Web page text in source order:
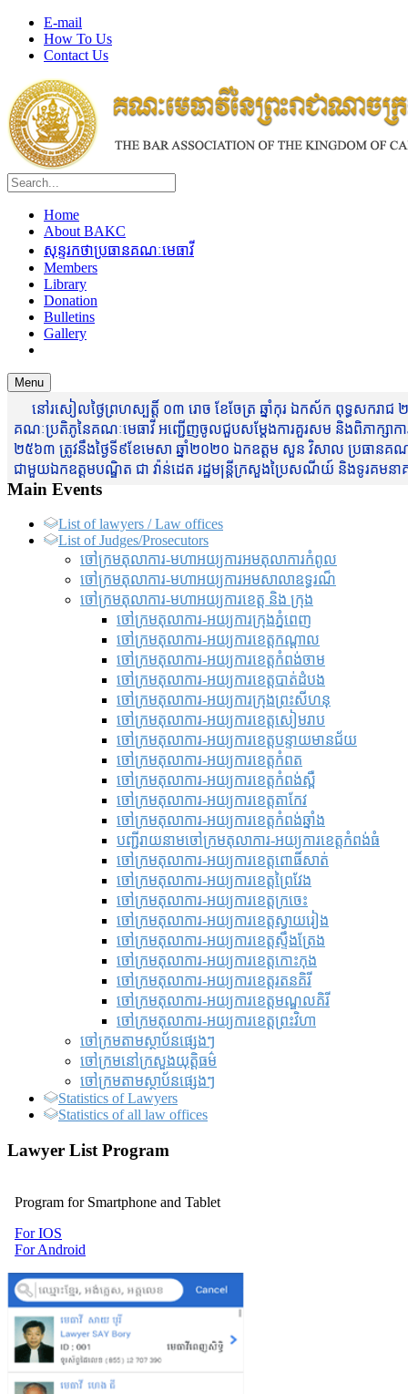
E-mail
How To Us
Contact Us
Home
About BAKC
សុន្ទរកថាប្រធានគណៈមេធាវី
Members
Library
Donation
Bulletins
Gallery
Menu
នៅរសៀលថ្ងៃព្រហស្បត្តិ៍ ០៣ រោច ខែចែត្រ ឆ្នាំកុរ ឯកស័ក ពុទ្ធសករាជ
គណៈប្រតិភូនៃគណៈមេធាវី អញ្ជើញចូលជួបសម្តែងការគួរសម និងពិភាក្សាកា
២៥៦៣ ត្រូវនឹងថ្ងៃទី៩ខែមេសា ឆ្នាំ២០២០ ឯកឧត្តម សួន វិសាល ប្រធានគណ
ជាមួយឯកឧត្តមបណ្ឌិត ជា វ៉ាន់ដេត រដ្ឋមន្រ្តីក្រសួងប្រៃសណីយ៍ និងទូរគ
Main Events
List of lawyers / Law offices
List of Judges/Prosecutors
ចៅក្រមតុលាការ-មហាអយ្យការអមតុលាការកំពូល
ចៅក្រមតុលាការ-មហាអយ្យការអមសាលាឧទ្ធរណ៏
ចៅក្រមតុលាការ-មហាអយ្យការខេត្ត និង ក្រុង
ចៅក្រមតុលាការ-អយ្យការក្រុងភ្នំពេញ
ចៅក្រមតុលាការ-អយ្យការខេត្តកណ្តាល
ចៅក្រមតុលាការ-អយ្យការខេត្តកំពង់ចាម
ចៅក្រមតុលាការ-អយ្យការខេត្តបាត់ដំបង
ចៅក្រមតុលាការ-អយ្យការ​ក្រុងព្រះសីហនុ
ចៅក្រមតុលាការ-អយ្យការខេត្តសៀមរាប
ចៅក្រមតុលាការ-អយ្យការខេត្តបន្ទាយមានជ័យ
ចៅក្រមតុលាការ-អយ្យការខេត្តកំពត
ចៅក្រមតុលាការ-អយ្យការខេត្តកំពង់ស្ពឺ
ចៅក្រមតុលាការ-អយ្យការខេត្តតាកែវ
ចៅក្រមតុលាការ-អយ្យការខេត្តកំពង់ឆ្នាំង
បញ្ជីរាយនាមចៅក្រមតុលាការ-អយ្យការខេត្តកំពង់ធំ
ចៅក្រមតុលាការ-អយ្យការខេត្តពោធិ៍សាត់
ចៅក្រមតុលាការ-អយ្យការខេត្តព្រៃវែង
ចៅក្រមតុលាការ-អយ្យការខេត្តក្រចេះ
ចៅក្រមតុលាការ-អយ្យការខេត្តស្វាយរៀង
ចៅក្រមតុលាការ-អយ្យការខេត្តស្ទឹងត្រែង
ចៅក្រមតុលាការ-អយ្យការខេត្តកោះកុង
ចៅក្រមតុលាការ-អយ្យការខេត្តរតនគិរី
ចៅក្រមតុលាការ-អយ្យការខេត្តមណ្ឌលគិរី
ចៅក្រមតុលាការ-អយ្យការខេត្តព្រះវិហា
ចៅក្រមតាមស្ថាប័នផ្សេងៗ
ចៅក្រមនៅក្រសួងយុត្តិធម៌
ចៅក្រមតាមស្ថាប័នផ្សេងៗ
Statistics of Lawyers
Statistics of all law offices
Lawyer List Program
Program for Smartphone and Tablet
For IOS
For Android